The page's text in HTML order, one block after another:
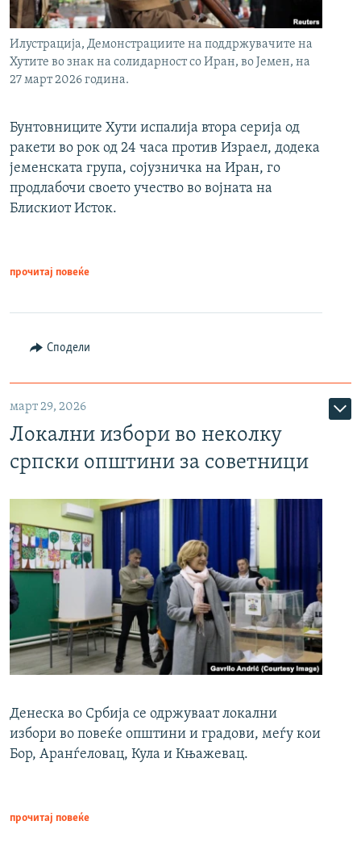
Илустрација, Демонстрациите на поддржувачите на
Хутите во знак на солидарност со Иран, во Јемен, на
27 март 2026 година.
Бунтовниците Хути испалија втора серија од
ракети во рок од 24 часа против Израел, додека
јеменската група, сојузничка на Иран, го
продлабочи своето учество во војната на
Блискиот Исток.
прочитај повеќе
Сподели
март 29, 2026
Локални избори во неколку
српски општини за советници
Денеска во Србија се одржуваат локални
избори во повеќе општини и градови, меѓу кои
Бор, Аранѓеловац, Кула и Књажевац.
прочитај повеќе